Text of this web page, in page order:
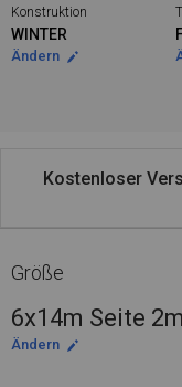
Konstruktion
WINTER
Ändern
Kostenloser
Größe
6x14m Seite 2m
Ändern